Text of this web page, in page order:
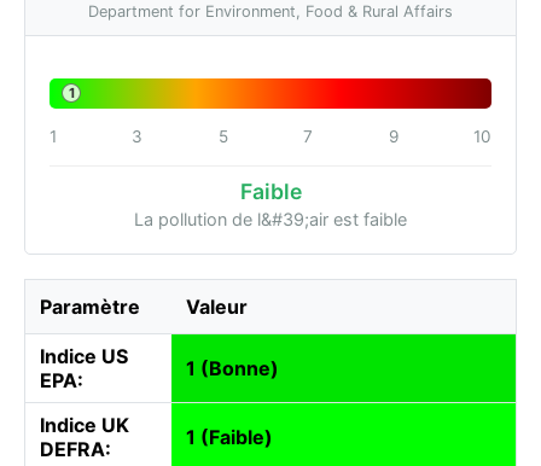
Department for Environment, Food & Rural Affairs
1
1 3 5 7 9 10
Faible
La pollution de l&#39;air est faible
Paramètre Valeur
Indice US
EPA:
1 (Bonne)
Indice UK
DEFRA:
1 (Faible)